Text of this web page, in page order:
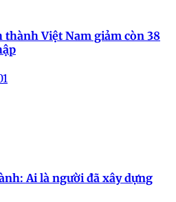
Việt Nam giảm còn 38
Ai là người đã xây dựng